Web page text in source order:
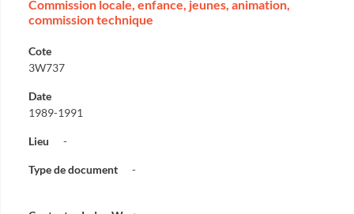
Commission locale, enfance, jeunes, animation,
commission technique
Cote
3W737
Date
1989-1991
Lieu -
Type de document -